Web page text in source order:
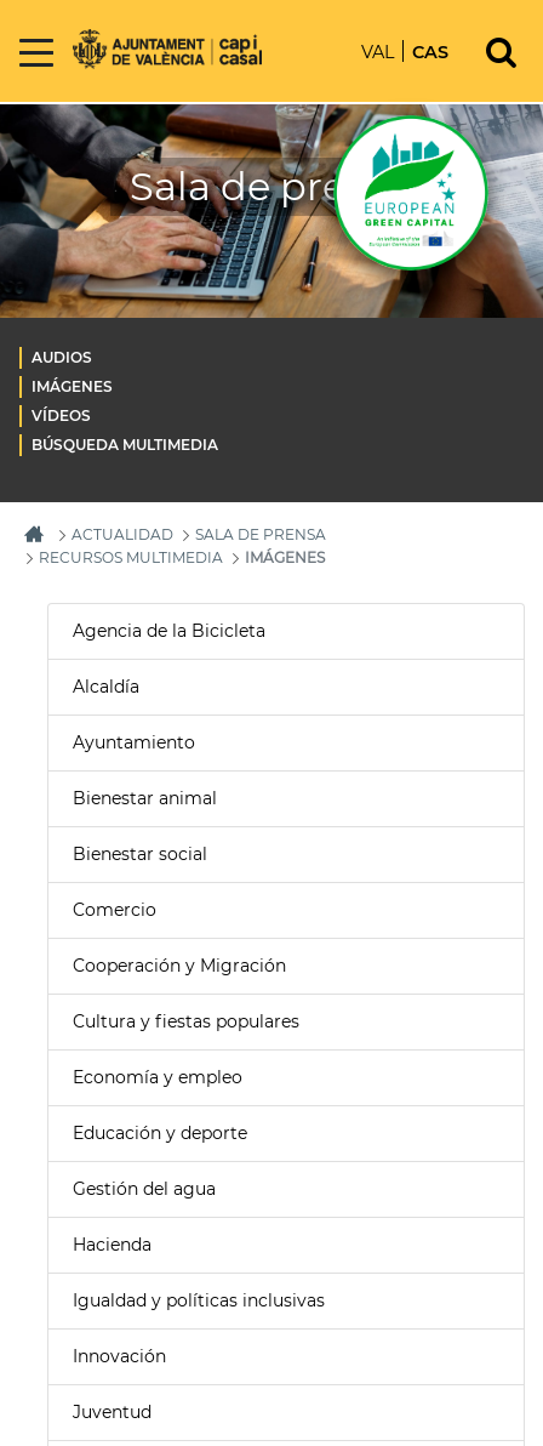
VAL CAS
Sala de prensa
AUDIOS
IMÁGENES
VÍDEOS
BÚSQUEDA MULTIMEDIA
ACTUALIDAD
SALA DE PRENSA
RECURSOS MULTIMEDIA
IMÁGENES
Agencia de la Bicicleta
Alcaldía
Ayuntamiento
Bienestar animal
Bienestar social
Comercio
Cooperación y Migración
Cultura y fiestas populares
Economía y empleo
Educación y deporte
Gestión del agua
Hacienda
Igualdad y políticas inclusivas
Innovación
Juventud